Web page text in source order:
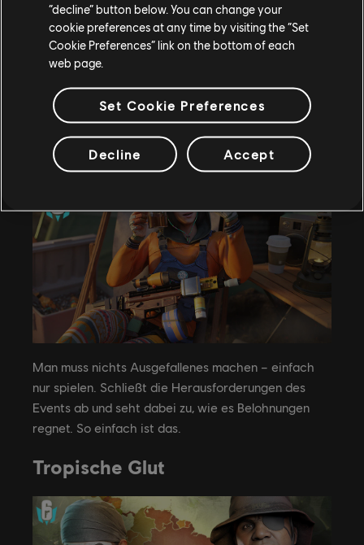
Die Truppziele werden jetzt ernst. Spielt im Team mit
Freunden und erhaltet einfach nur fürs gemeinsame
Spielen Boni. Je besser euer Team sich koordiniert,
desto größer die Belohnungen.
Feuergrube
Man muss nichts Ausgefallenes machen – einfach
nur spielen. Schließt die Herausforderungen des
Events ab und seht dabei zu, wie es Belohnungen
regnet. So einfach ist das.
Tropische Glut
“decline” button below. You can change your
cookie preferences at any time by visiting the “Set
Cookie Preferences” link on the bottom of each
web page.
Set Cookie Preferences
Decline Accept